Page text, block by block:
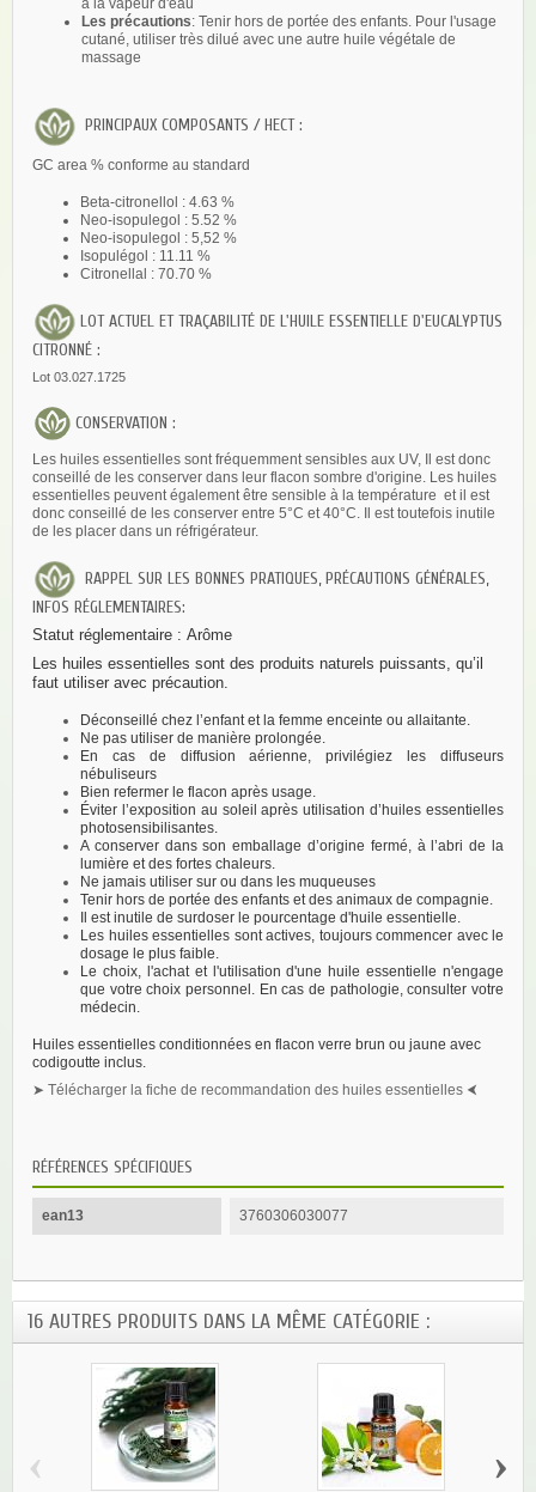
à la vapeur d'eau
Les précautions: Tenir hors de portée des enfants. Pour l'usage
cutané, utiliser très dilué avec une autre huile végétale de
massage
PRINCIPAUX COMPOSANTS / HECT :
GC area % conforme au standard
Beta-citronellol : 4.63 %
Neo-isopulegol : 5.52 %
Neo-isopulegol : 5,52 %
Isopulégol : 11.11 %
Citronellal : 70.70 %
LOT ACTUEL ET TRAÇABILITÉ DE L'HUILE ESSENTIELLE D'EUCALYPTUS
CITRONNÉ :
Lot 03.027.1725
CONSERVATION :
Les huiles essentielles sont fréquemment sensibles aux UV, Il est donc
conseillé de les conserver dans leur flacon sombre d'origine. Les huiles
essentielles peuvent également être sensible à la température et il est
donc conseillé de les conserver entre 5°C et 40°C. Il est toutefois inutile
de les placer dans un réfrigérateur.
RAPPEL SUR LES BONNES PRATIQUES, PRÉCAUTIONS GÉNÉRALES,
INFOS RÉGLEMENTAIRES:
Statut réglementaire : Arôme
Les huiles essentielles sont des produits naturels puissants, qu’il
faut utiliser avec précaution.
Déconseillé chez l’enfant et la femme enceinte ou allaitante.
Ne pas utiliser de manière prolongée.
En cas de diffusion aérienne, privilégiez les diffuseurs
nébuliseurs
Bien refermer le flacon après usage.
Éviter l’exposition au soleil après utilisation d’huiles essentielles
photosensibilisantes.
A conserver dans son emballage d’origine fermé, à l’abri de la
lumière et des fortes chaleurs.
Ne jamais utiliser sur ou dans les muqueuses
Tenir hors de portée des enfants et des animaux de compagnie.
Il est inutile de surdoser le pourcentage d'huile essentielle.
Les huiles essentielles sont actives, toujours commencer avec le
dosage le plus faible.
Le choix, l'achat et l'utilisation d'une huile essentielle n'engage
que votre choix personnel. En cas de pathologie, consulter votre
médecin.
Huiles essentielles conditionnées en flacon verre brun ou jaune avec
codigoutte inclus.
➤ Télécharger la fiche de recommandation des huiles essentielles ⮜
RÉFÉRENCES SPÉCIFIQUES
ean13 3760306030077
16 AUTRES PRODUITS DANS LA MÊME CATÉGORIE :
‹ ›